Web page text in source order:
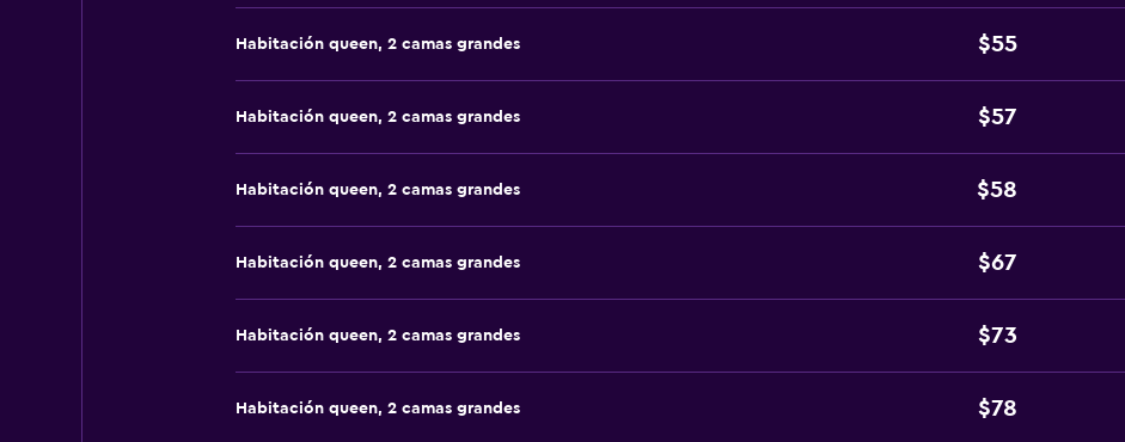
Habitación queen, 2 camas grandes $55
Habitación queen, 2 camas grandes $57
Habitación queen, 2 camas grandes $58
Habitación queen, 2 camas grandes $67
Habitación queen, 2 camas grandes $73
Habitación queen, 2 camas grandes $78